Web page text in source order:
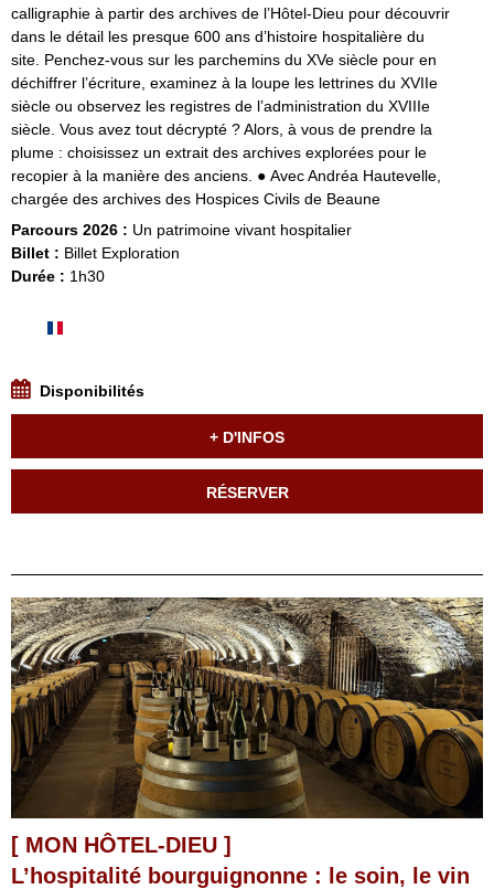
calligraphie à partir des archives de l’Hôtel-Dieu pour découvrir
dans le détail les presque 600 ans d’histoire hospitalière du
site. Penchez-vous sur les parchemins du XVe siècle pour en
déchiffrer l’écriture, examinez à la loupe les lettrines du XVIIe
siècle ou observez les registres de l’administration du XVIIIe
siècle. Vous avez tout décrypté ? Alors, à vous de prendre la
plume : choisissez un extrait des archives explorées pour le
recopier à la manière des anciens. ● Avec Andréa Hautevelle,
chargée des archives des Hospices Civils de Beaune
Parcours 2026 : Un patrimoine vivant hospitalier
Billet : Billet Exploration
Durée : 1h30
Disponibilités
+ D'INFOS
RÉSERVER
L’hospitalité bourguignonne : le soin, le vin
[ MON HÔTEL-DIEU ]